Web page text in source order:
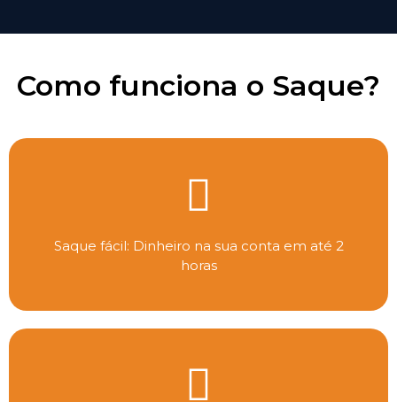
Como funciona o Saque?
Saque fácil: Dinheiro na sua conta em até 2
horas